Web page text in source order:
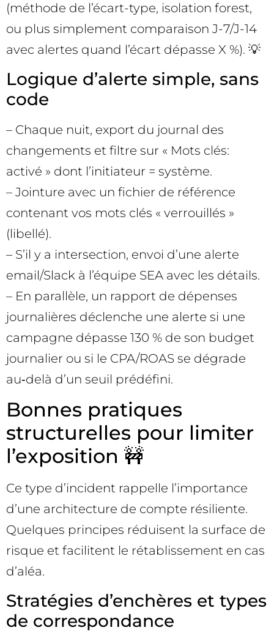
(méthode de l’écart-type, isolation forest,
ou plus simplement comparaison J-7/J-14
avec alertes quand l’écart dépasse X %). 💡
Logique d’alerte simple, sans
code
– Chaque nuit, export du journal des
changements et filtre sur « Mots clés:
activé » dont l’initiateur = système.
– Jointure avec un fichier de référence
contenant vos mots clés « verrouillés »
(libellé).
– S’il y a intersection, envoi d’une alerte
email/Slack à l’équipe SEA avec les détails.
– En parallèle, un rapport de dépenses
journalières déclenche une alerte si une
campagne dépasse 130 % de son budget
journalier ou si le CPA/ROAS se dégrade
au‑delà d’un seuil prédéfini.
Bonnes pratiques
structurelles pour limiter
l’exposition 🚧
Ce type d’incident rappelle l’importance
d’une architecture de compte résiliente.
Quelques principes réduisent la surface de
risque et facilitent le rétablissement en cas
d’aléa.
Stratégies d’enchères et types
de correspondance